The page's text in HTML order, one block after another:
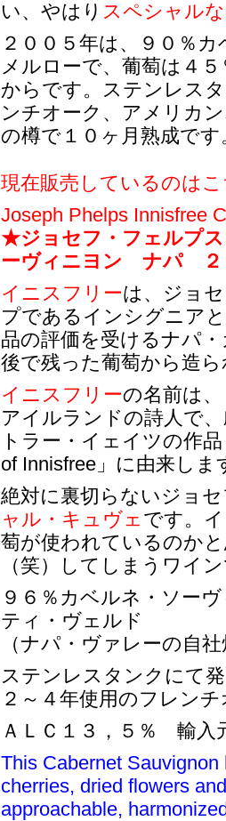
い、やはり スペシャル
２００５年は、９０％
メルローで、葡萄は４
からです。ステンレス
ンチオーク、アメリカ
の樽で１０ヶ月熟成です
現在販売しているのは
Joseph Phelps Innisfree
★ジョセフ・フェルプ
ーヴィニヨン ナパ ２
イニスフリーは、ジョ
プであるインシグニア
品の評価を受けるナパ
後で残った葡萄から造
イニスフリーの名前は
アイルランドの詩人で
トラー・イェイツの作
of Innisfree」に由来しま
絶対に裏切らないジョ
ャル・キュヴェ です。
萄が使われているのか
（笑）してしまうワイ
９６％カベルネ・ソー
ティ・ヴェルド
（ナパ・ヴァレーの自
ステンレスタンクにて
２～４年使用のフレン
ＡＬＣ１３，５％ 輸入
This Cabernet
cherries, dried flowers
approachable,